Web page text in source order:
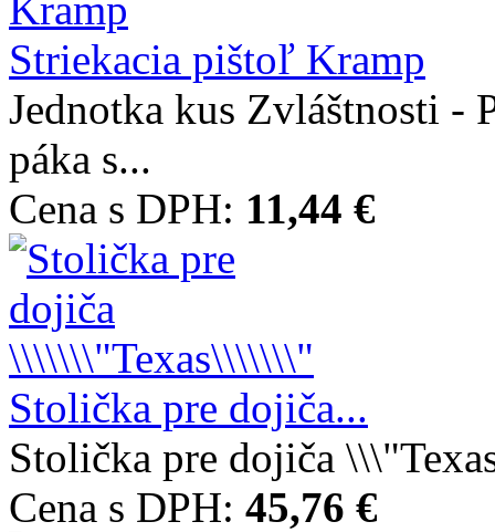
Striekacia pištoľ Kramp
Jednotka kus Zvláštnosti -
páka s...
Cena s DPH: 11,44 €
Stolička pre dojiča...
Stolička pre dojiča
Cena s DPH: 45,76 €